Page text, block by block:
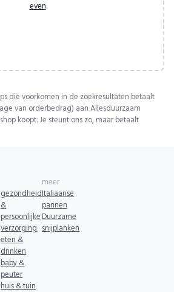
even.
die voorkomen in de zoekresultaten betaalt
van orderbedrag) aan Allesduurzaam
koopt. Je steunt ons zo, maar betaalt
gezondheid
&
persoonlijke
verzorging
eten &
drinken
baby &
peuter
huis & tuin
meer
Italiaanse
pannen
Duurzame
snijplanken